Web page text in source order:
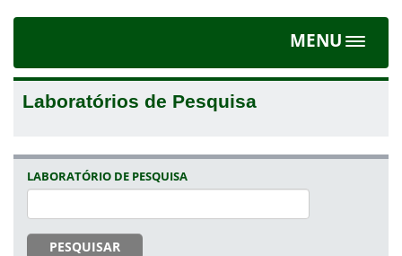
MENU
Toggle
Laboratórios de Pesquisa
LABORATÓRIO DE PESQUISA
PESQUISAR